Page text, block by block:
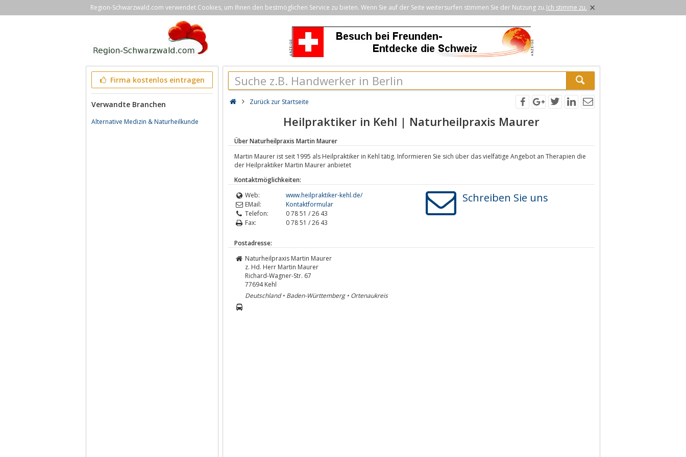
Region-Schwarzwald.com verwendet Cookies, um Ihnen den bestmöglichen Service zu bieten. Wenn Sie auf der Seite weitersurfen stimmen Sie der Nutzung zu.Ich stimme zu. ×
Firma kostenlos eintragen
Verwandte Branchen
Alternative Medizin & Naturheilkunde
Zurück zur Startseite
Heilpraktiker in Kehl | Naturheilpraxis Maurer
Über Naturheilpraxis Martin Maurer
Martin Maurer ist seit 1995 als Heilpraktiker in Kehl tätig. Informieren Sie sich über das vielfätige Angebot an Therapien die
der Heilpraktiker Martin Maurer anbietet
Kontaktmöglichkeiten:
Web:
www.heilpraktiker-kehl.de/
EMail:
Kontaktformular
Telefon:
0 78 51 / 26 43
Fax:
0 78 51 / 26 43
Schreiben Sie uns
Postadresse:
Naturheilpraxis Martin Maurer
z. Hd. Herr Martin Maurer
Richard-Wagner-Str. 67
77694 Kehl
Deutschland • Baden-Württemberg • Ortenaukreis